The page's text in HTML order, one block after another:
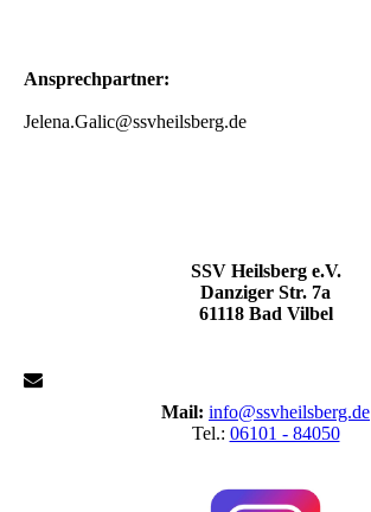
Ansprechpartner:
Jelena.Galic@ssvheilsberg.de
SSV Heilsberg e.V.
Danziger Str. 7a
61118 Bad Vilbel
Mail: info@ssvheilsberg.de
Tel.: 06101 - 84050